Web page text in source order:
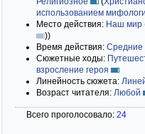
использованием
Место действия: Наш мир
))
Время действия: Средние
Сюжетные ходы:
взросление героя
Линейность сюжета:
Возраст читателя: Любой
Всего проголосовало: 24